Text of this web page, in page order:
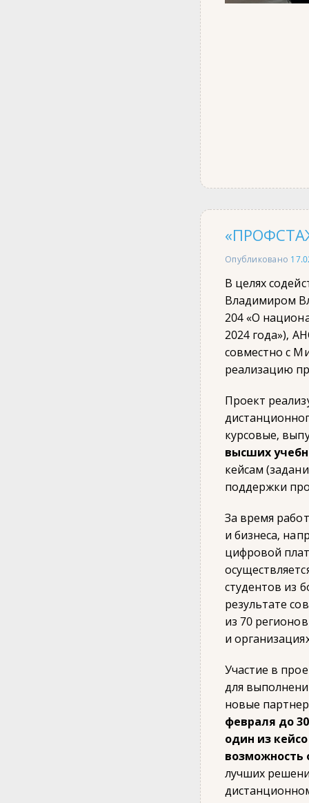
Опубликовано
В целях
Владимиром
204 «О
2024 года»),
совместно с
реализацию
Проект
курсовые,
высших
кейсам
поддержки
За время
и бизнеса,
цифровой
студентов из
результате
из 70
и
Участие в
для
новые
февраля до
один из
возможность
лучших